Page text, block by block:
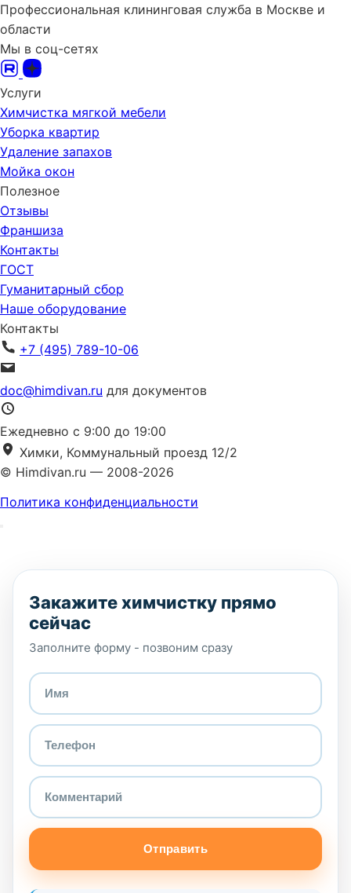
Профессиональная клининговая служба в Москве и
области
Мы в соц-сетях
Услуги
Химчистка мягкой мебели
Уборка квартир
Удаление запахов
Мойка окон
Полезное
Отзывы
Франшиза
Контакты
ГОСТ
Гуманитарный сбор
Наше оборудование
Контакты
+7 (495) 789-10-06
doc@himdivan.ru для документов
Ежедневно с 9:00 до 19:00
Химки, Коммунальный проезд 12/2
© Himdivan.ru — 2008-2026
Политика конфиденциальности
Закажите химчистку прямо
сейчас
Заполните форму - позвоним сразу
Отправить